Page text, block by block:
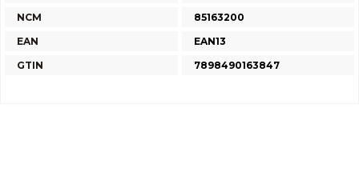
NCM
85163200
EAN
EAN13
GTIN
7898490163847